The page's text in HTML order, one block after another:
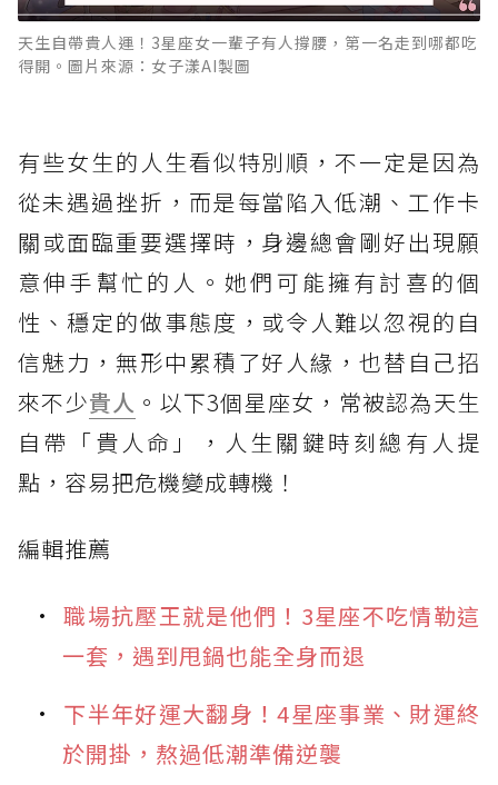
天生自帶貴人運！3星座女一輩子有人撐腰，第一名走到哪都吃
得開。圖片來源：女子漾AI製圖
有些女生的人生看似特別順，不一定是因為
從未遇過挫折，而是每當陷入低潮、工作卡
關或面臨重要選擇時，身邊總會剛好出現願
意伸手幫忙的人。她們可能擁有討喜的個
性、穩定的做事態度，或令人難以忽視的自
信魅力，無形中累積了好人緣，也替自己招
來不少貴人 。以下3個星座女，常被認為天生
自帶「貴人命」，人生關鍵時刻總有人提
點，容易把危機變成轉機！
編輯推薦
職場抗壓王就是他們！3星座不吃情勒這
一套，遇到甩鍋也能全身而退
下半年好運大翻身！4星座事業、財運終
於開掛，熬過低潮準備逆襲